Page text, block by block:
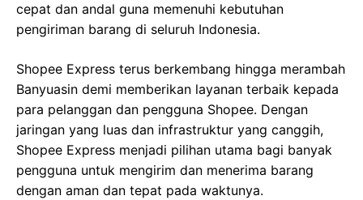
cepat dan andal guna memenuhi kebutuhan
pengiriman barang di seluruh Indonesia.
Shopee Express terus berkembang hingga merambah
Banyuasin demi memberikan layanan terbaik kepada
para pelanggan dan pengguna Shopee. Dengan
jaringan yang luas dan infrastruktur yang canggih,
Shopee Express menjadi pilihan utama bagi banyak
pengguna untuk mengirim dan menerima barang
dengan aman dan tepat pada waktunya.